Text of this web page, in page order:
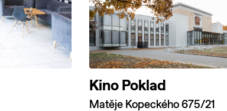
Kino Poklad
Matěje Kopeckého 675/21